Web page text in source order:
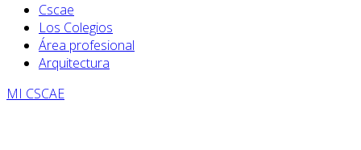
Cscae
Los Colegios
Área profesional
Arquitectura
MI CSCAE